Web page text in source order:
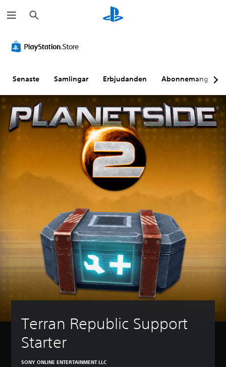
ö
k
Senaste Samlingar Erbjudanden Abonnemang
Terran Republic Support
Starter
SONY ONLINE ENTERTAINMENT LLC